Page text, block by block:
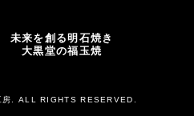
未来を創る明石焼き
大黒堂の福玉焼
. ALL RIGHTS RESERVED.